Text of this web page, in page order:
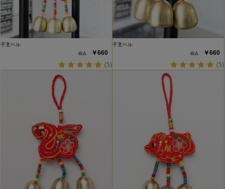
干支ベル
￥660
(5)
干支ベル
￥660
(5)